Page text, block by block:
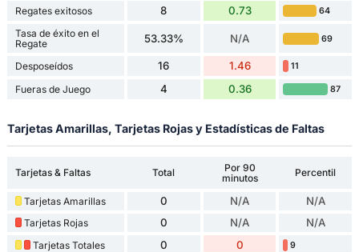
Regates exitosos 8 0.73 64
Tasa de éxito en el
Regate
53.33% N/A 69
Desposeídos 16 1.46 11
Fueras de Juego 4 0.36 87
Tarjetas Amarillas, Tarjetas Rojas y Estadísticas de Faltas
Tarjetas & Faltas Total
Por 90
minutos
Percentil
Tarjetas Amarillas 0 N/A N/A
Tarjetas Rojas 0 N/A N/A
Tarjetas Totales 0 0 9